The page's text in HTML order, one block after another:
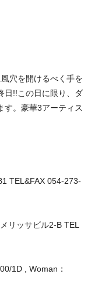
穴を開けるべく手を
日!!この日に限り、ダ
す。豪華3アーティス
TEL&FAX 054-273-
リッサビル2-B TEL
1D , Woman：